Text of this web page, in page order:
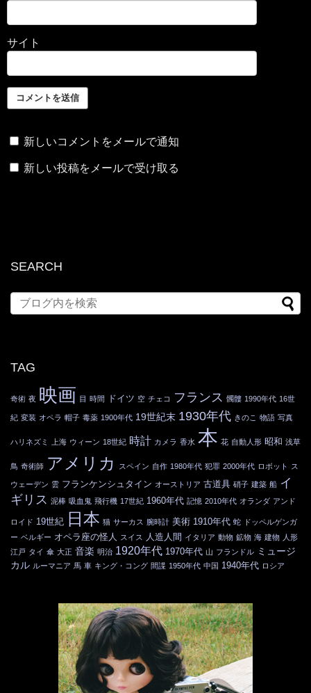
サイト
新しいコメントをメールで通知
新しい投稿をメールで受け取る
SEARCH
TAG
奇術 夜 映画 目 時間 ドイツ 空 チェコ フランス 髑髏 1990年代 16世
紀 変装 オペラ 帽子 毒薬 1900年代 19世紀末 1930年代 きのこ 物語 写真
ハリネズミ 上海 ウィーン 18世紀 時計 カメラ 香水 本 花 自動人形 昭和 浅草
鳥 奇術師 アメリカ スペイン 自作 1980年代 犯罪 2000年代 ロボット ス
ウェーデン 雲 フランケンシュタイン オーストリア 古道具 硝子 建築 船 イ
ギリス 泥棒 吸血鬼 飛行機 17世紀 1960年代 記憶 2010年代 オランダ アンド
ロイド 19世紀 日本 猫 サーカス 腕時計 美術 1910年代 蛇
ドッペルゲンガ
ー ベルギー オペラ座の怪人 スイス 人造人間 イタリア 動物 鉱物 海 建物 人形
江戸 タイ 傘 大正 音楽 明治 1920年代 1970年代 山 フランドル ミュージ
カル ルーマニア 馬 車 キング・コング 間諜 1950年代 中国 1940年代 ロシア